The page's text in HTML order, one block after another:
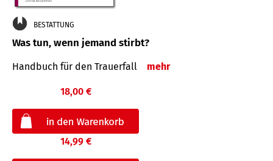
BESTATTUNG
Was tun, wenn jemand stirbt?
Handbuch für den Trauerfall mehr
18,00 €
14,99 €